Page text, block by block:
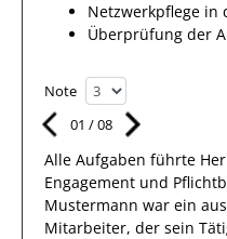
Netzwerkpflege in
Überprüfung der
Note
01 /08
Alle Aufgaben führte
Engagement und
Mustermann war ein
Mitarbeiter, der sein